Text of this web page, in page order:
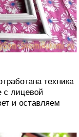
техника
с лицевой
и оставляем